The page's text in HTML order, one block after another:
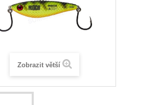
Zobrazit větší